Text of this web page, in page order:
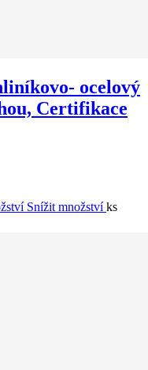
ocelový
Certifikace
Snížit množstvíks